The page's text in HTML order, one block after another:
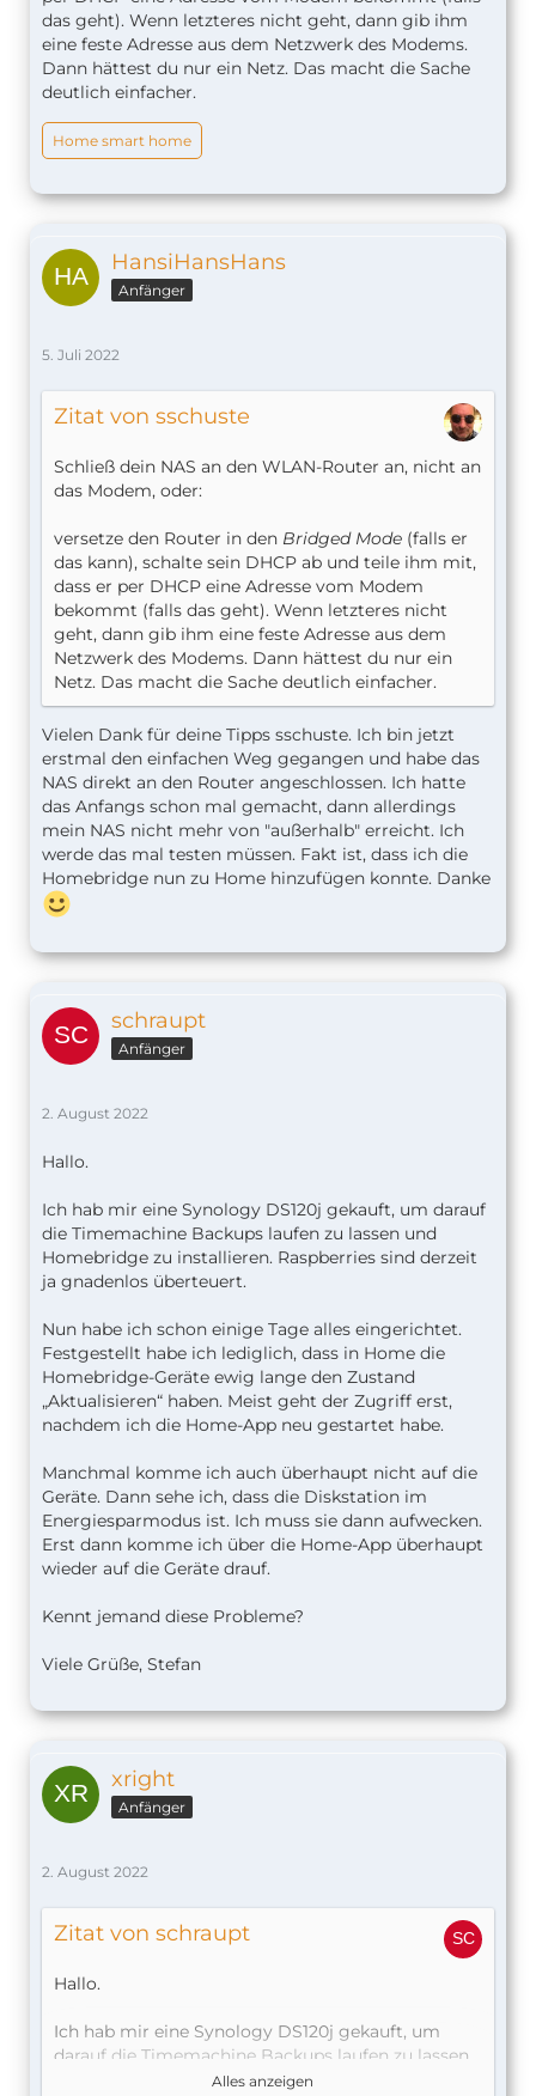
das geht). Wenn letzteres nicht geht, dann gib ihm
eine feste Adresse aus dem Netzwerk des Modems.
Dann hättest du nur ein Netz. Das macht die Sache
deutlich einfacher.
Home smart home
HansiHansHans
Anfänger
5. Juli 2022
Zitat von sschuste
Schließ dein NAS an den WLAN-Router an, nicht an
das Modem, oder:
versetze den Router in den Bridged Mode (falls er
das kann), schalte sein DHCP ab und teile ihm mit,
dass er per DHCP eine Adresse vom Modem
bekommt (falls das geht). Wenn letzteres nicht
geht, dann gib ihm eine feste Adresse aus dem
Netzwerk des Modems. Dann hättest du nur ein
Netz. Das macht die Sache deutlich einfacher.
Vielen Dank für deine Tipps sschuste. Ich bin jetzt
erstmal den einfachen Weg gegangen und habe das
NAS direkt an den Router angeschlossen. Ich hatte
das Anfangs schon mal gemacht, dann allerdings
mein NAS nicht mehr von "außerhalb" erreicht. Ich
werde das mal testen müssen. Fakt ist, dass ich die
Homebridge nun zu Home hinzufügen konnte. Danke
schraupt
Anfänger
2. August 2022
Hallo.
Ich hab mir eine Synology DS120j gekauft, um darauf
die Timemachine Backups laufen zu lassen und
Homebridge zu installieren. Raspberries sind derzeit
ja gnadenlos überteuert.
Nun habe ich schon einige Tage alles eingerichtet.
Festgestellt habe ich lediglich, dass in Home die
Homebridge-Geräte ewig lange den Zustand
„Aktualisieren“ haben. Meist geht der Zugriff erst,
nachdem ich die Home-App neu gestartet habe.
Manchmal komme ich auch überhaupt nicht auf die
Geräte. Dann sehe ich, dass die Diskstation im
Energiesparmodus ist. Ich muss sie dann aufwecken.
Erst dann komme ich über die Home-App überhaupt
wieder auf die Geräte drauf.
Kennt jemand diese Probleme?
Viele Grüße, Stefan
xright
Anfänger
2. August 2022
Zitat von schraupt
Hallo.
Ich hab mir eine Synology DS120j gekauft, um
darauf die Timemachine Backups laufen zu lassen
und Homebridge zu installieren. Raspberries sind
Alles anzeigen